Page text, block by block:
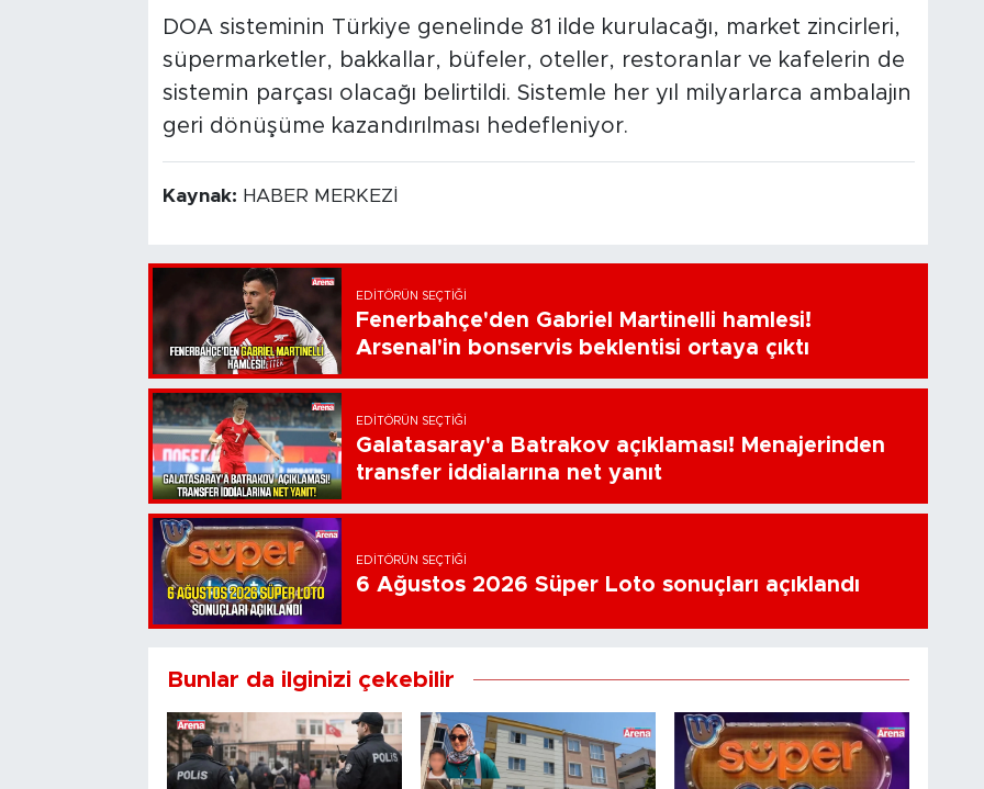
DOA sisteminin Türkiye genelinde 81 ilde kurulacağı, market zincirleri,
süpermarketler, bakkallar, büfeler, oteller, restoranlar ve kafelerin de
sistemin parçası olacağı belirtildi. Sistemle her yıl milyarlarca ambalajın
geri dönüşüme kazandırılması hedefleniyor.
Kaynak: HABER MERKEZİ
EDITÖRÜN SEÇTIĞI
Fenerbahçe'den Gabriel Martinelli hamlesi!
Arsenal'in bonservis beklentisi ortaya çıktı
EDITÖRÜN SEÇTIĞI
Galatasaray'a Batrakov açıklaması! Menajerinden
transfer iddialarına net yanıt
EDITÖRÜN SEÇTIĞI
6 Ağustos 2026 Süper Loto sonuçları açıklandı
Bunlar da ilginizi çekebilir